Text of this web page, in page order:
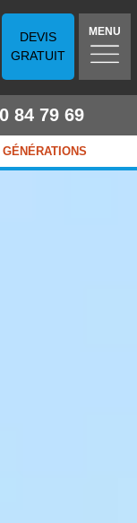
DEVIS
GRATUIT
MENU
84 79 69